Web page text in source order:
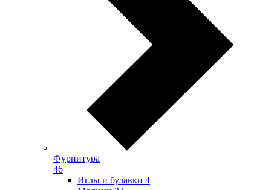
Фурнитура
46
Иглы и булавки 4